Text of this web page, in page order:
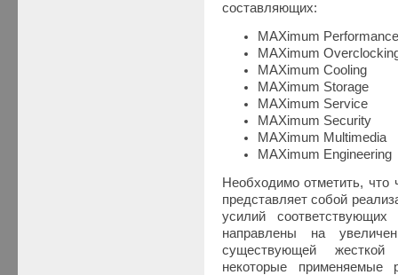
составляющих:
MAXimum Performance
MAXimum
MAXimum Cooling
MAXimum Storage
MAXimum Service
MAXimum Security
MAXimum Multimedia
MAXimum Engineering
Необходимо отметить, что
представляет собой
усилий
направлены на
существующей
некоторые применяемые